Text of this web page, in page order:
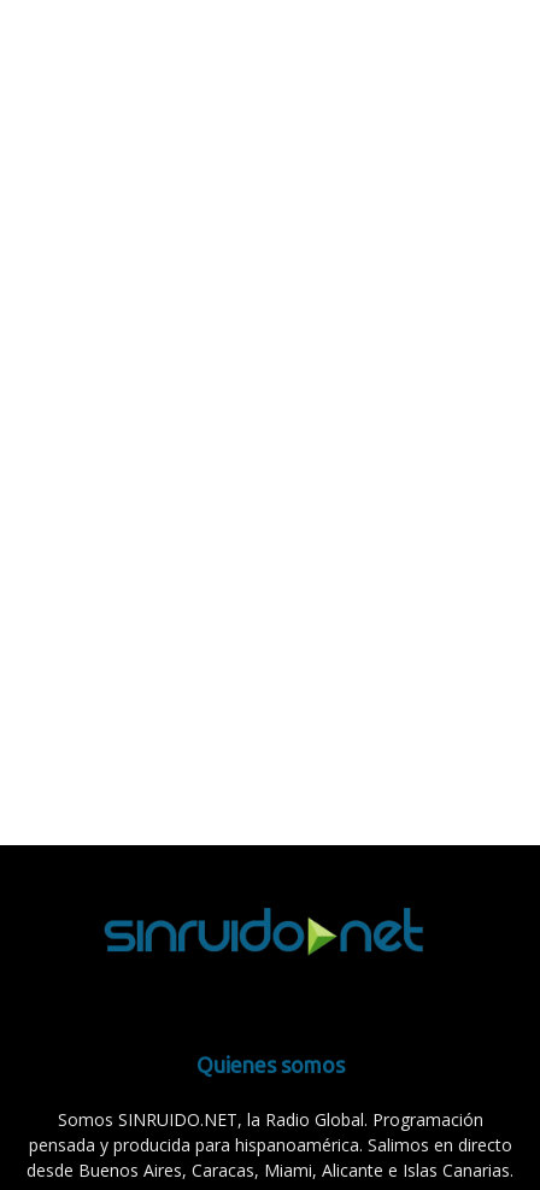
Quienes somos
Somos SINRUIDO.NET, la Radio Global. Programación
pensada y producida para hispanoamérica. Salimos en directo
desde Buenos Aires, Caracas, Miami, Alicante e Islas Canarias.